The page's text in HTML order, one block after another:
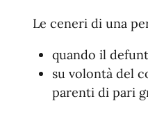
Le ceneri di una
quando il
su volontà del
parenti di pari